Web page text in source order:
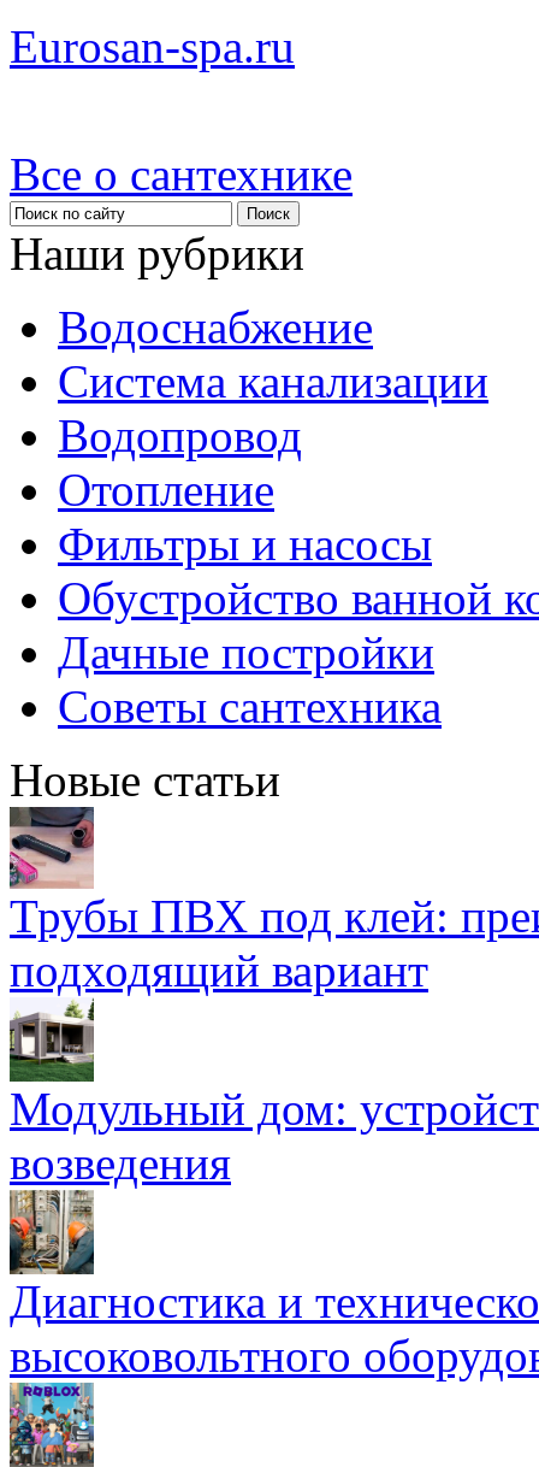
Eurosan-spa.ru
Все о сантехнике
Наши рубрики
Водоснабжение
Система канализации
Водопровод
Отопление
Фильтры и насосы
Обустройство ванной
Дачные постройки
Советы сантехника
Новые статьи
Трубы ПВХ под клей:
подходящий вариант
Модульный дом:
возведения
Диагностика и
высоковольтного